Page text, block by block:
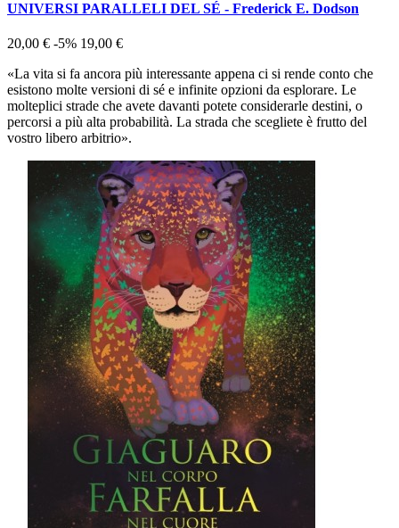
UNIVERSI PARALLELI DEL SÉ - Frederick E. Dodson
20,00 € -5% 19,00 €
«La vita si fa ancora più interessante appena ci si rende conto che
esistono molte versioni di sé e infinite opzioni da esplorare. Le
molteplici strade che avete davanti potete considerarle destini, o
percorsi a più alta probabilità. La strada che scegliete è frutto del
vostro libero arbitrio».